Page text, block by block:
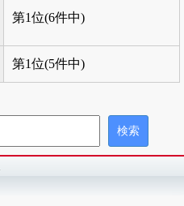
第1位(6件中)
第1位(5件中)